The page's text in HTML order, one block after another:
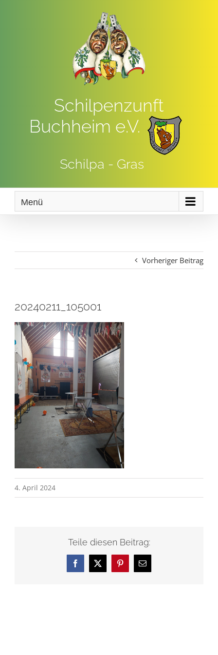
Schilpenzunft
Buchheim e.V.
Schilpa - Gras
Menü
Vorheriger Beitrag
20240211_105001
4. April 2024
Teile diesen Beitrag:
Facebook
X Pinterest
E-
Mail